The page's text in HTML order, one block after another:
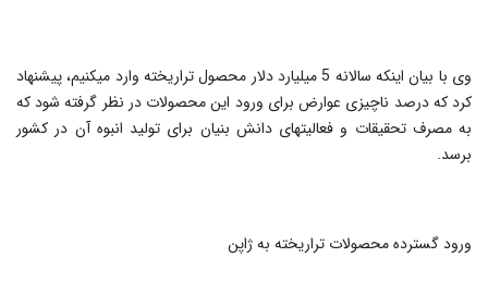
وی با بیان اینکه سالانه 5 میلیارد دلار محصول تراریخته وارد می‎کنیم، پیشنهاد
کرد که درصد ناچیزی عوارض برای ورود این محصولات در نظر گرفته شود که
به مصرف تحقیقات و فعالیت‎های دانش بنیان برای تولید انبوه آن در کشور
برسد.
ورود گسترده محصولات تراریخته به ژاپن